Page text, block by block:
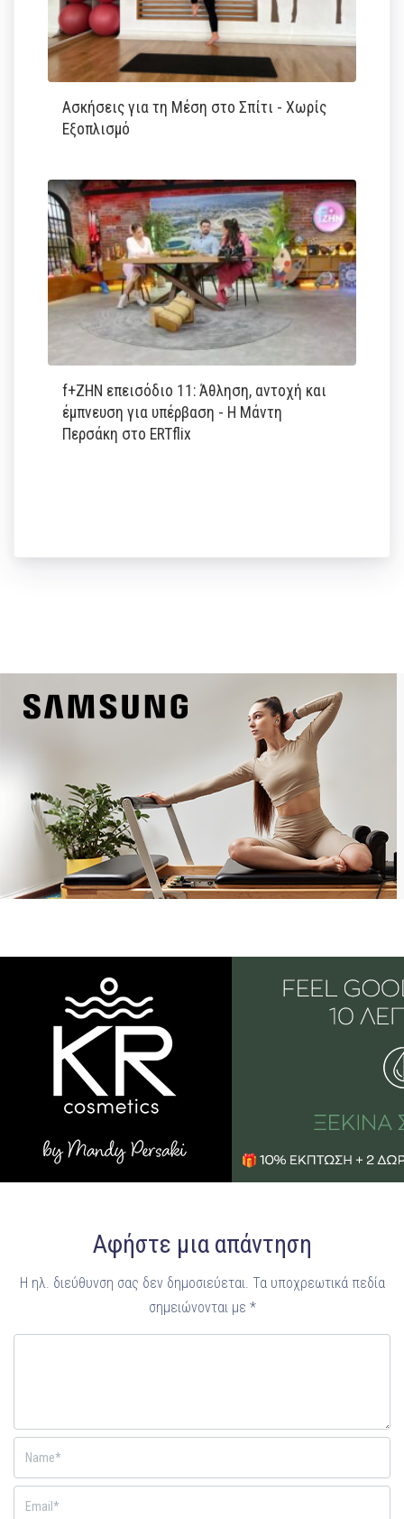
Ασκήσεις για τη Μέση στο Σπίτι - Χωρίς
Εξοπλισμό
f+ΖΗΝ επεισόδιο 11: Άθληση, αντοχή και
έμπνευση για υπέρβαση - Η Μάντη
Περσάκη στο ERTflix
Αφήστε μια απάντηση
Η ηλ. διεύθυνση σας δεν δημοσιεύεται. Τα υποχρεωτικά πεδία
σημειώνονται με *